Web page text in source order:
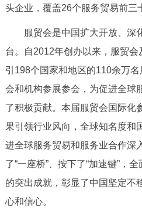
政务服务
个人服务 法人服
便民服务 利企服
中介服务 阳光政
12345网上接诉即办
头企业，覆盖26个服务贸易前三
服贸会是中国扩大开放、深
台。自2012年创办以来，服贸
引198个国家和地区的110余万
会和机构参展参会，为促进全球
了积极贡献。本届服贸会国际化
果引领行业风向，全球知名度和
进全球服务贸易和服务业合作深
了“一座桥”、按下了“加速键”，
的突出成就，彰显了中国坚定不
心和信心。